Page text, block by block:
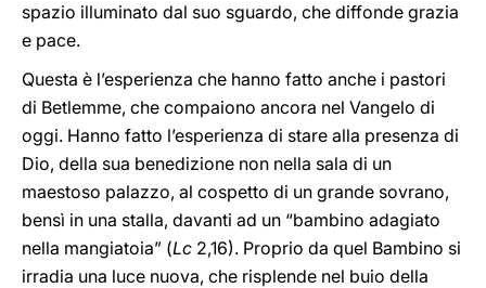
spazio illuminato dal suo sguardo, che diffonde grazia
e pace.
Questa è l’esperienza che hanno fatto anche i pastori
di Betlemme, che compaiono ancora nel Vangelo di
oggi. Hanno fatto l’esperienza di stare alla presenza di
Dio, della sua benedizione non nella sala di un
maestoso palazzo, al cospetto di un grande sovrano,
bensì in una stalla, davanti ad un “bambino adagiato
nella mangiatoia” (Lc 2,16). Proprio da quel Bambino si
irradia una luce nuova, che risplende nel buio della